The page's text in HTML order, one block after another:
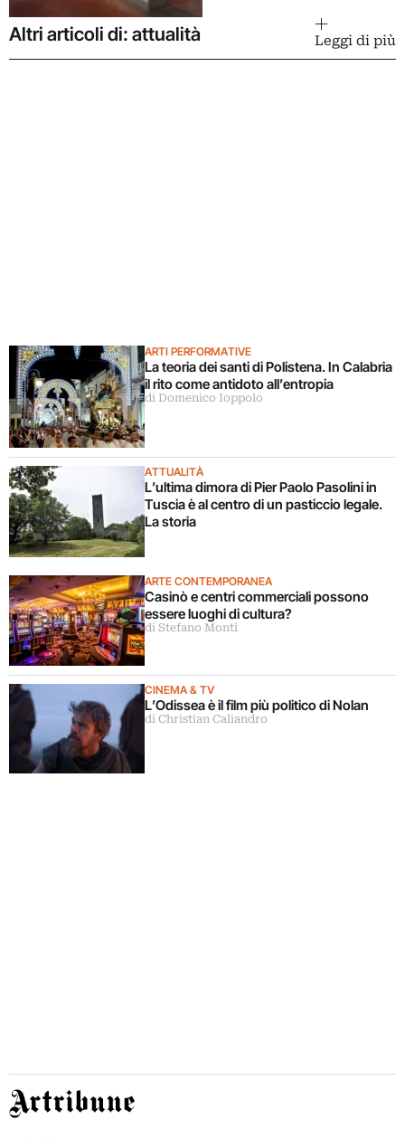
Altri articoli di: attualità Leggi di più
ARTI PERFORMATIVE
La teoria dei santi di Polistena. In Calabria
il rito come antidoto all’entropia
di Domenico Ioppolo
ATTUALITÀ
L’ultima dimora di Pier Paolo Pasolini in
Tuscia è al centro di un pasticcio legale.
La storia
ARTE CONTEMPORANEA
Casinò e centri commerciali possono
essere luoghi di cultura?
di Stefano Monti
CINEMA & TV
L’Odissea è il film più politico di Nolan
di Christian Caliandro
Artribune